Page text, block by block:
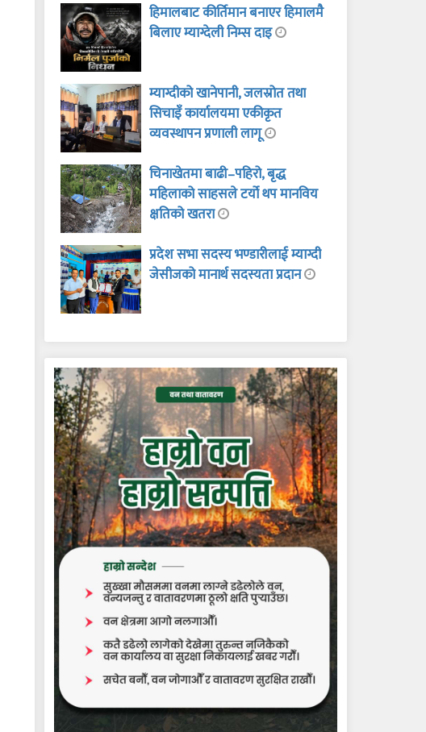
हिमालबाट कीर्तिमान बनाएर हिमालमै
बिलाए म्याग्देली निम्स दाइ
म्याग्दीको खानेपानी, जलस्रोत तथा
सिचाइँ कार्यालयमा एकीकृत
व्यवस्थापन प्रणाली लागू
चिनाखेतमा बाढी–पहिरो, बृद्ध
महिलाको साहसले टर्यो थप मानविय
क्षतिको खतरा
प्रदेश सभा सदस्य भण्डारीलाई म्याग्दी
जेसीजको मानार्थ सदस्यता प्रदान